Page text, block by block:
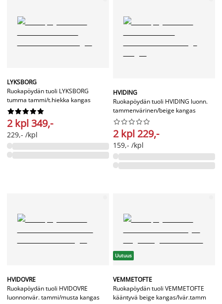
LYKSBORG
Ruokapöydän tuoli LYKSBORG
tumma tammi/t.hiekka kangas






2 kpl 349,-
229,- /kpl
HVIDING
Ruokapöydän tuoli HVIDING luonn.
tammenvärinen/beige kangas






2 kpl 229,-
159,- /kpl
HVIDOVRE
Ruokapöydän tuoli HVIDOVRE
luonnonvär. tammi/musta kangas
Uutuus
VEMMETOFTE
Ruokapöydän tuoli VEMMETOFTE
kääntyvä beige kangas/lvär.tamm